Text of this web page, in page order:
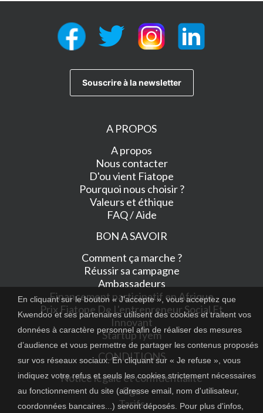
A PROPOS
A propos
Nous contacter
D'ou vient Fiatope
Pourquoi nous choisir ?
Valeurs et éthique
FAQ / Aide
BON A SAVOIR
Comment ça marche ?
Réussir sa campagne
Ambassadeurs
Financement participatif en Afrique
Prix Fiatope De L'entrepreneur Social Et
Innovant
Startup Iyem
CONDITIONS
Notice légale et confidentialité
Cgu
Tarifs
En cliquant sur le bouton « J'accepte », vous acceptez que
Kwendoo et ses partenaires utilisent des cookies et traitent vos
données à caractère personnel afin de réaliser des mesures
d’audience et vous permettre de partager les contenus proposés
sur vos réseaux sociaux. En cliquant sur « Je refuse », vous
indiquez votre refus et seuls les cookies strictement nécessaires
au fonctionnement du site (adresse email, nom d'utilisateur,
coordonnées bancaires...) seront déposés. Pour plus d'infos,